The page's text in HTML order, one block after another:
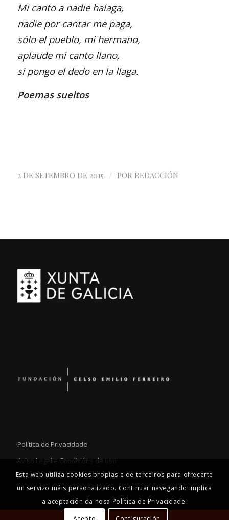
Mi canto a nadie halaga,
nadie por cantar me paga,
sólo el pueblo, mi hermano,
aplaude mi canto llano,
si pongo el dedo en la llaga.
Poemas sueltos
2 DE SETEMBRO DE 2015 / POR REDACCIÓN
Política de Privacidade
Aviso Legal e Condicións de uso
Esta web utiliza cookies propias e de terceiros para ofrecerte
un servizo máis personalizado. Continuar navegando implica
a aceptación da nosa Política de Privacidade.